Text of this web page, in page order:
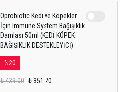
Oprobiotic Kedi ve Köpekler
İçin Immune System Bağışıklık
Damlası 50ml (KEDİ KÖPEK
BAĞIŞIKLIK DESTEKLEYİCİ)
%20
₺ 439.00 ₺ 351.20